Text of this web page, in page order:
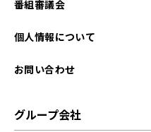
2024年03月
番組審議会
個人情報について
お問い合わせ
グループ会社